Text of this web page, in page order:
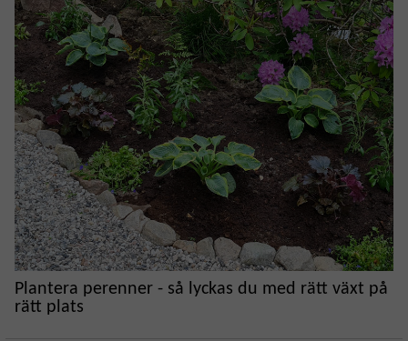
Plantera perenner - så lyckas du med rätt växt på
rätt plats